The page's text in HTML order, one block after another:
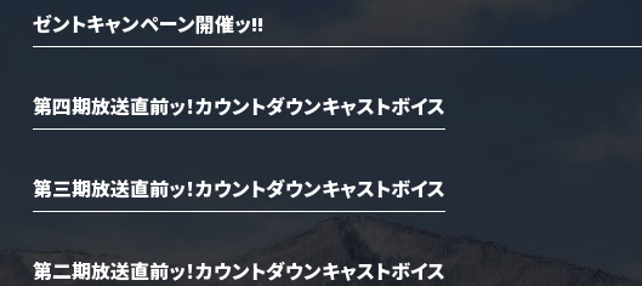
ゼントキャンペーン開催ッ!!
第四期放送直前ッ！カウントダウンキャストボイス
第三期放送直前ッ！カウントダウンキャストボイス
第二期放送直前ッ！カウントダウンキャストボイス